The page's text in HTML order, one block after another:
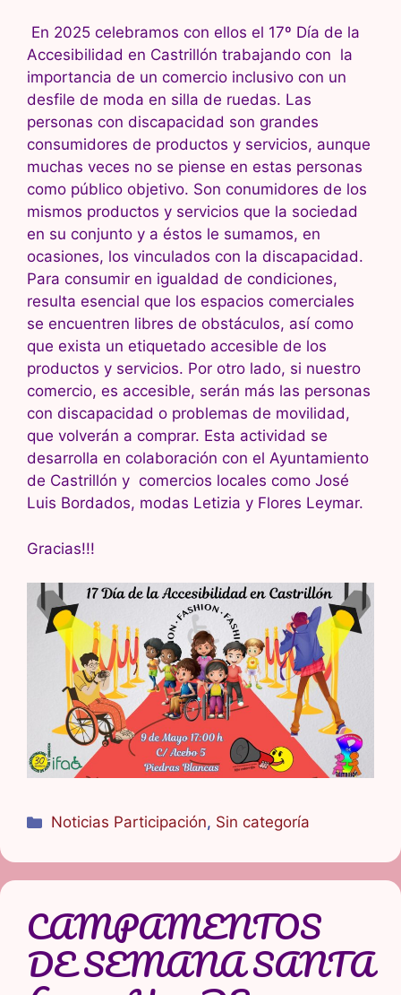
En 2025 celebramos con ellos el 17º Día de la
Accesibilidad en Castrillón trabajando con la
importancia de un comercio inclusivo con un
desfile de moda en silla de ruedas. Las
personas con discapacidad son grandes
consumidores de productos y servicios, aunque
muchas veces no se piense en estas personas
como público objetivo. Son conumidores de los
mismos productos y servicios que la sociedad
en su conjunto y a éstos le sumamos, en
ocasiones, los vinculados con la discapacidad.
Para consumir en igualdad de condiciones,
resulta esencial que los espacios comerciales
se encuentren libres de obstáculos, así como
que exista un etiquetado accesible de los
productos y servicios. Por otro lado, si nuestro
comercio, es accesible, serán más las personas
con discapacidad o problemas de movilidad,
que volverán a comprar. Esta actividad se
desarrolla en colaboración con el Ayuntamiento
de Castrillón y comercios locales como José
Luis Bordados, modas Letizia y Flores Leymar.
Gracias!!!
Categorías
Noticias Participación, Sin categoría
CAMPAMENTOS
DE SEMANA SANTA